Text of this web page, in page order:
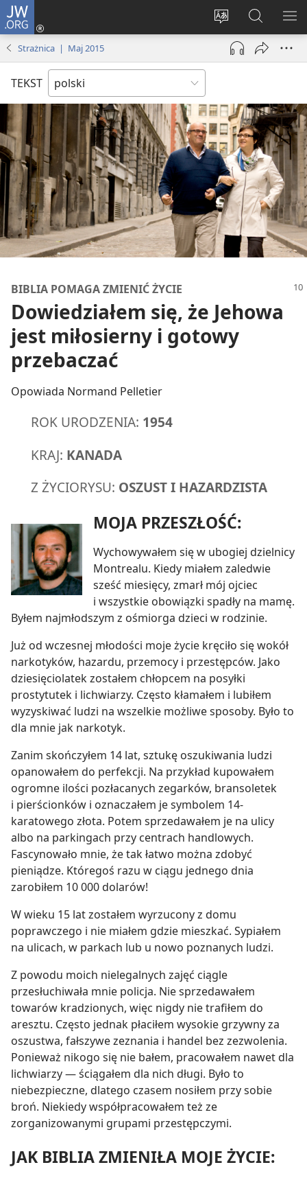
JW.ORG
Wybór
języka
Logowanie
(opens
window)
Szukaj
na
JW.ORG
Strażnica | Maj 2015
TEKST
BIBLIA POMAGA ZMIENIĆ ŻYCIE
Dowiedziałem się, że Jehowa
jest miłosierny i gotowy
przebaczać
Opowiada Normand Pelletier
ROK URODZENIA: 1954
KRAJ: KANADA
Z ŻYCIORYSU: OSZUST I HAZARDZISTA
MOJA PRZESZŁOŚĆ:
Wychowywałem się w ubogiej dzielnicy
Montrealu. Kiedy miałem zaledwie
sześć miesięcy, zmarł mój ojciec
i wszystkie obowiązki spadły na mamę.
Byłem najmłodszym z ośmiorga dzieci w rodzinie.
Już od wczesnej młodości moje życie kręciło się wokół
narkotyków, hazardu, przemocy i przestępców. Jako
dziesięciolatek zostałem chłopcem na posyłki
prostytutek i lichwiarzy. Często kłamałem i lubiłem
wyzyskiwać ludzi na wszelkie możliwe sposoby. Było to
dla mnie jak narkotyk.
Zanim skończyłem 14 lat, sztukę oszukiwania ludzi
opanowałem do perfekcji. Na przykład kupowałem
ogromne ilości pozłacanych zegarków, bransoletek
i pierścionków i oznaczałem je symbolem 14-
karatowego złota. Potem sprzedawałem je na ulicy
albo na parkingach przy centrach handlowych.
Fascynowało mnie, że tak łatwo można zdobyć
pieniądze. Któregoś razu w ciągu jednego dnia
zarobiłem 10 000 dolarów!
W wieku 15 lat zostałem wyrzucony z domu
poprawczego i nie miałem gdzie mieszkać. Sypiałem
na ulicach, w parkach lub u nowo poznanych ludzi.
Z powodu moich nielegalnych zajęć ciągle
przesłuchiwała mnie policja. Nie sprzedawałem
towarów kradzionych, więc nigdy nie trafiłem do
aresztu. Często jednak płaciłem wysokie grzywny za
oszustwa, fałszywe zeznania i handel bez zezwolenia.
Ponieważ nikogo się nie bałem, pracowałem nawet dla
lichwiarzy — ściągałem dla nich długi. Było to
niebezpieczne, dlatego czasem nosiłem przy sobie
broń. Niekiedy współpracowałem też ze
zorganizowanymi grupami przestępczymi.
JAK BIBLIA ZMIENIŁA MOJE ŻYCIE: